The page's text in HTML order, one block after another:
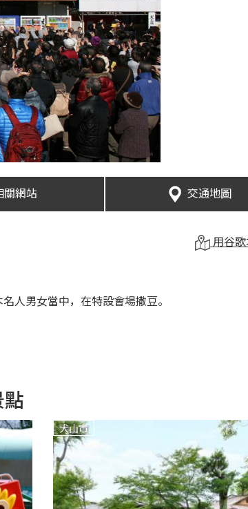
關網站 交通地圖
用谷
人男女當中，在特設會場撒豆。
犬山市